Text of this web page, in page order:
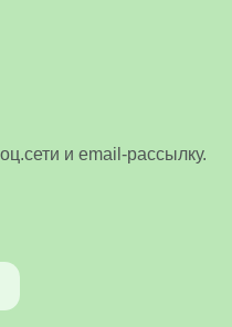
и email-рассылку.